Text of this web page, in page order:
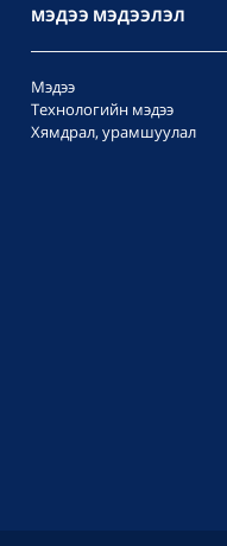
МЭДЭЭ МЭДЭЭЛЭЛ
Мэдээ
Технологийн мэдээ
Хямдрал, урамшуулал